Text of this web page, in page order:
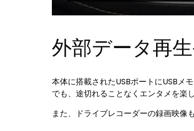
外部データ再
本体に搭載されたUSBポートにUSBメ
でも、途切れることなくエンタメを楽
また、ドライブレコーダーの録画映像